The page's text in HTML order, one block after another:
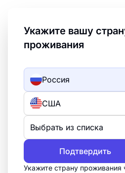
Укажите вашу
проживания
Россия
США
Выбрать из списка
Подтвердить
Укажите страну проживания
Welcome to
Создайте
за 15 минут.